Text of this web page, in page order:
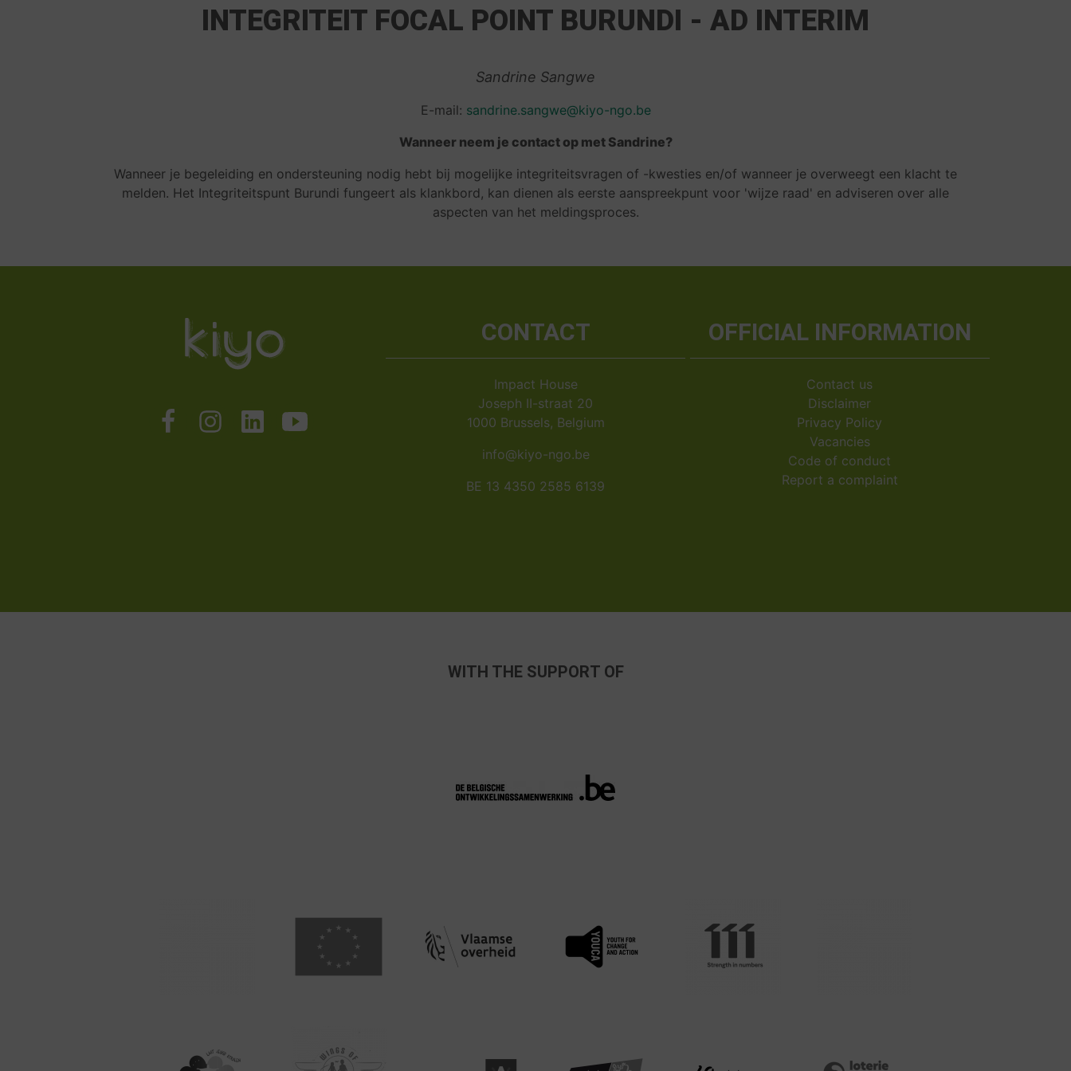
INTEGRITEIT FOCAL POINT BURUNDI - AD INTERIM
Sandrine Sangwe
E-mail: sandrine.sangwe@kiyo-ngo.be
Wanneer neem je contact op met Sandrine?
Wanneer je begeleiding en ondersteuning nodig hebt bij mogelijke integriteitsvragen of -kwesties en/of wanneer je overweegt een klacht te
melden. Het Integriteitspunt Burundi fungeert als klankbord, kan dienen als eerste aanspreekpunt voor 'wijze raad' en adviseren over alle
aspecten van het meldingsproces.
CONTACT
Impact House
Joseph II-straat 20
1000 Brussels, Belgium
info@kiyo-ngo.be
BE 13 4350 2585 6139
OFFICIAL INFORMATION
Contact us
Disclaimer
Privacy Policy
Vacancies
Code of conduct
Report a complaint
WITH THE SUPPORT OF